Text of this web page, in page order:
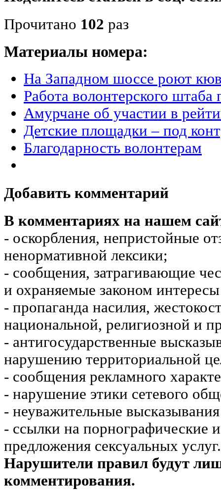
Прочитано 102 раз
Материалы номера:
На Западном шоссе роют
Работа волонтерского
Амурчане об участии в
Детские площадки – под
Благодарность волонтерам
Добавить комментарий
В комментариях на нашем
- оскорбления, непристойные
ненормативной лексики;
- сообщения, затрагивающие
и охраняемые законом
- пропаганда насилия,
национальной, религиозной и
- антигосударственные
нарушению территориальной
- сообщения рекламного
- нарушение этики сетевого
- неуважительные
- ссылки на порнографические
предложения сексуальных услуг.
Нарушители правил будут
комментирования.